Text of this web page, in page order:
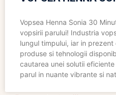
Vopsea Henna Sonia 30
vopsirii parului! Industria
lungul timpului, iar in
produse si tehnologii
cautarea unei solutii
parul in nuante vibrante si